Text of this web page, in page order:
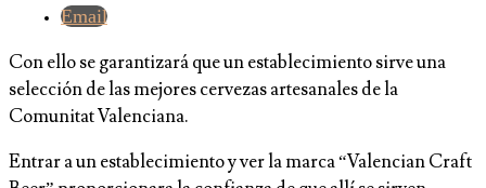
Email
Con ello se garantizará que un establecimiento sirve una
selección de las mejores cervezas artesanales de la
Comunitat Valenciana.
Entrar a un establecimiento y ver la marca “Valencian Craft